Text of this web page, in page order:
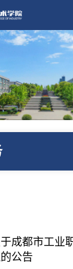
成都市工业
公告